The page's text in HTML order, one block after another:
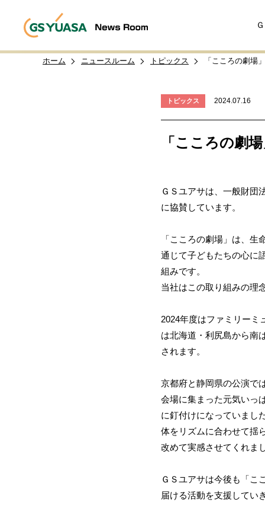
ホーム ニュースルーム トピックス 「こころの劇場
トピックス 2024.07.16
「こころの劇
ＧＳユアサは、一般財団
に協賛しています。
「こころの劇場」は、
通じて子どもたちの心に
組みです。
当社はこの取り組みの理
2024年度はファミリーミ
は北海道・利尻島から南
されます。
京都府と静岡県の公演で
会場に集まった元気いっ
に釘付けになっていまし
体をリズムに合わせて揺
改めて実感させてくれま
ＧＳユアサは今後も「こ
届ける活動を支援してい